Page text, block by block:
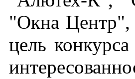
"Ок­на
цель